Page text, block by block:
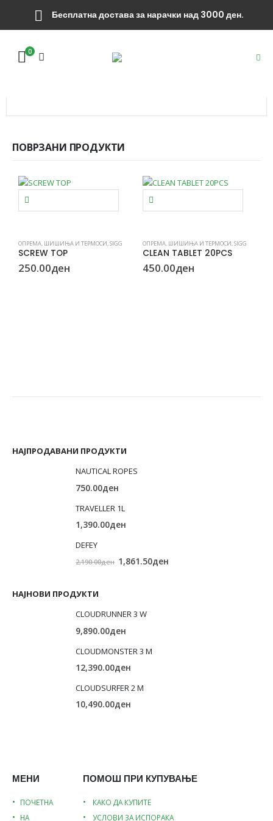
Бесплатна достава за нарачки над 3000 ден.
0
ПОВРЗАНИ ПРОДУКТИ
ОПРЕМА, ШИШИЊА И ТЕРМОСИ,SIGG
SCREW TOP
250.00ден
ОПРЕМА, ШИШИЊА И ТЕРМОСИ,SIGG
CLEAN TABLET 20PCS
450.00ден
НАЈПРОДАВАНИ ПРОДУКТИ
NAUTICAL ROPES
750.00ден
TRAVELLER 1L
1,390.00ден
DEFEY
2,190.00ден Original
1,861.50ден
НАЈНОВИ ПРОДУКТИ
CLOUDRUNNER 3 W
9,890.00ден
CLOUDMONSTER 3 M
12,390.00ден
CLOUDSURFER 2 M
10,490.00ден
МЕНИ
ПОЧЕТНА
НА
ПОМОШ ПРИ КУПУВАЊЕ
КАКО ДА КУПИТЕ
УСЛОВИ ЗА ИСПОРАКА